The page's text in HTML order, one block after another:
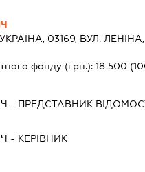
УКРАЇНА, 03169, ВУЛ.
фонду (грн.):18 500
- ПРЕДСТАВНИК
- КЕРІВНИК